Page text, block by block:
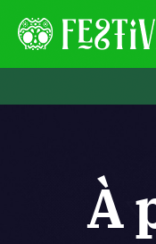
Passer
contenu
À